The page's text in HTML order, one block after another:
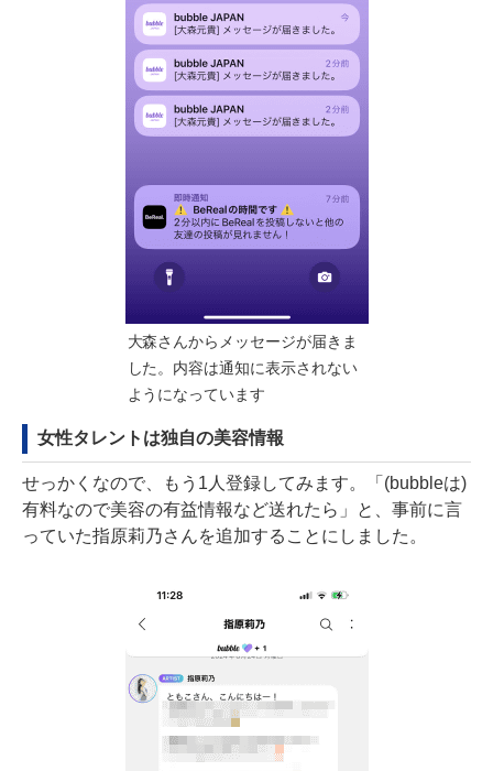
大森さんからメッセージが届きま
した。内容は通知に表示されない
ようになっています
女性タレントは独自の美容情報
せっかくなので、もう1人登録してみます。「(bubbleは)
有料なので美容の有益情報など送れたら」と、事前に言
っていた指原莉乃さんを追加することにしました。